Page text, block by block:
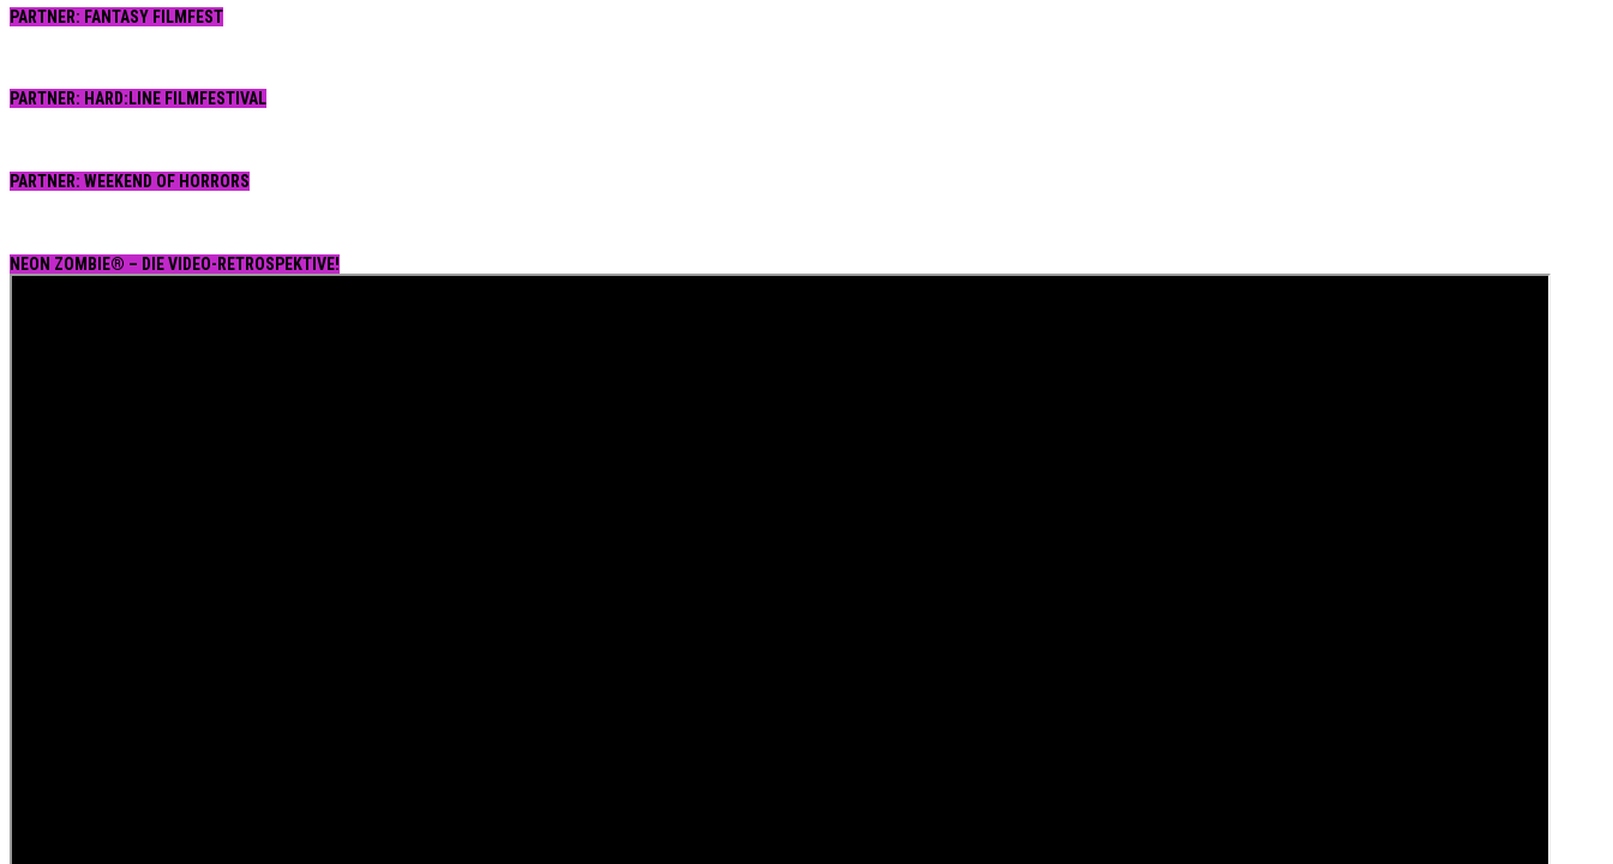
PARTNER: FANTASY FILMFEST
PARTNER: HARD:LINE FILMFESTIVAL
PARTNER: WEEKEND OF HORRORS
NEON ZOMBIE® – DIE VIDEO-RETROSPEKTIVE!